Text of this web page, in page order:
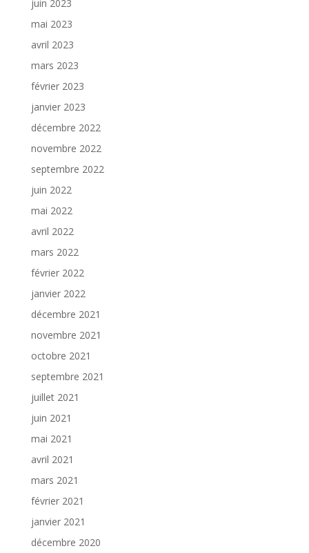
juin 2023
mai 2023
avril 2023
mars 2023
février 2023
janvier 2023
décembre 2022
novembre 2022
septembre 2022
juin 2022
mai 2022
avril 2022
mars 2022
février 2022
janvier 2022
décembre 2021
novembre 2021
octobre 2021
septembre 2021
juillet 2021
juin 2021
mai 2021
avril 2021
mars 2021
février 2021
janvier 2021
décembre 2020